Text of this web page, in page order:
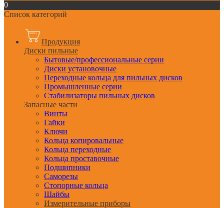
0
Список категорий
Продукция
Диски пильные
Бытовые/профессиональные серии
Диски установочные
Переходные кольца для пильных дисков
Промышленные серии
Стабилизаторы пильных дисков
Запасные части
Винты
Гайки
Ключи
Кольца копировальные
Кольца переходные
Кольца проставочные
Подшипники
Саморезы
Стопорные кольца
Шайбы
Измерительные приборы